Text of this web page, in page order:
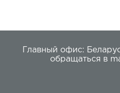
Главный офис:
обращаться в